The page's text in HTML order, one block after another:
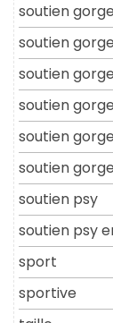
soutien
soutien
soutien
soutien
soutien
soutien
soutien psy
soutien psy
sport
sportive